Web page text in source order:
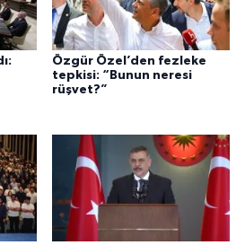
Özgür Özel’den fezleke
tepkisi: “Bunun neresi
rüşvet?”